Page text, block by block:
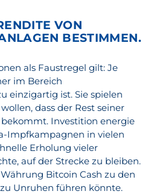
VON
BESTIMMEN.
als Faustregel gilt: Je
im Bereich
einzigartig ist. Sie spielen
dass der Rest seiner
Investition energie
Impfkampagnen in vielen
Erholung vieler
auf der Strecke zu bleiben.
Bitcoin Cash zu den
Unruhen führen könnte.